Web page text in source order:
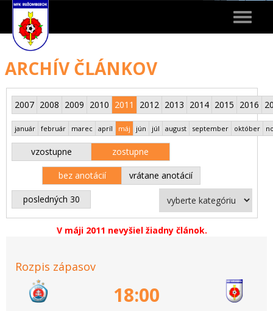
Toggle
ARCHÍV ČLÁNKOV
2007 2008 2009 2010 2011 2012 2013 2014 2015 2016
január február marec apríl máj jún júl august september október
vzostupne zostupne
bez anotácií vrátane anotácií
posledných 30
V máji 2011 nevyšiel žiadny článok.
Rozpis zápasov
18:00